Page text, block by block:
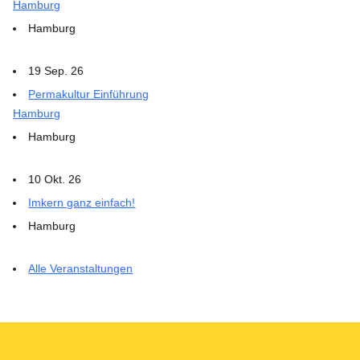
Hamburg
Hamburg
19 Sep. 26
Permakultur Einführung
Hamburg
Hamburg
10 Okt. 26
Imkern ganz einfach!
Hamburg
Alle Veranstaltungen